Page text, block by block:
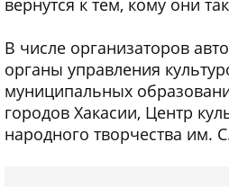
вернутся к тем, кому они
В числе организаторов
органы управления
муниципальных
городов Хакасии, Центр
народного творчества им.